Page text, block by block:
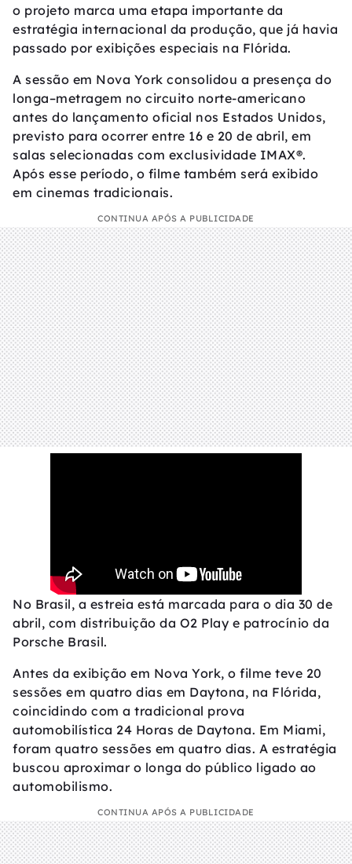
o projeto marca uma etapa importante da
estratégia internacional da produção, que já havia
passado por exibições especiais na Flórida.
A sessão em Nova York consolidou a presença do
longa–metragem no circuito norte-americano
antes do lançamento oficial nos Estados Unidos,
previsto para ocorrer entre 16 e 20 de abril, em
salas selecionadas com exclusividade IMAX®.
Após esse período, o filme também será exibido
em cinemas tradicionais.
CONTINUA APÓS A PUBLICIDADE
No Brasil, a estreia está marcada para o dia 30 de
abril, com distribuição da O2 Play e patrocínio da
Porsche Brasil.
Antes da exibição em Nova York, o filme teve 20
sessões em quatro dias em Daytona, na Flórida,
coincidindo com a tradicional prova
automobilística 24 Horas de Daytona. Em Miami,
foram quatro sessões em quatro dias. A estratégia
buscou aproximar o longa do público ligado ao
automobilismo.
CONTINUA APÓS A PUBLICIDADE